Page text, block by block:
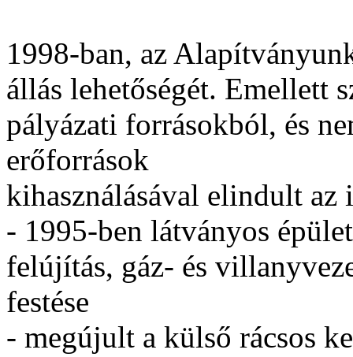
1998-ban, az
állás lehetőségét. Emellett
pályázati forrásokból, és
erőforrások
kihasználásával elindult
- 1995-ben látványos
felújítás, gáz- és
festése
- megújult a külső rácsos